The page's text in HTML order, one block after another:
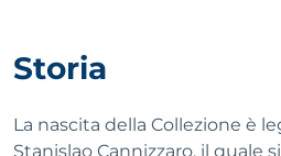
Storia
La nascita della Collezione è
Stanislao Cannizzaro, il quale